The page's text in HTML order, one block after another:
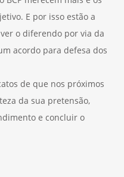
E por isso estão a
o diferendo por via da
acordo para defesa dos
de que nos próximos
da sua pretensão,
e concluir o